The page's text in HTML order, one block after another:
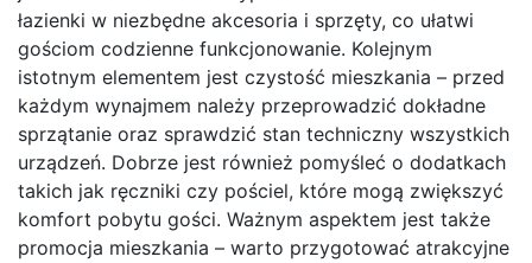
łazienki w niezbędne akcesoria i sprzęty, co ułatwi
gościom codzienne funkcjonowanie. Kolejnym
istotnym elementem jest czystość mieszkania – przed
każdym wynajmem należy przeprowadzić dokładne
sprzątanie oraz sprawdzić stan techniczny wszystkich
urządzeń. Dobrze jest również pomyśleć o dodatkach
takich jak ręczniki czy pościel, które mogą zwiększyć
komfort pobytu gości. Ważnym aspektem jest także
promocja mieszkania – warto przygotować atrakcyjne